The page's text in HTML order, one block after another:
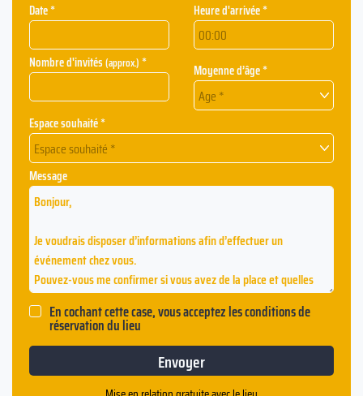
Date * Heure d'arrivée *
Nombre d'invités(approx.)* Moyenne d’âge *
Age *
Espace souhaité *
Espace souhaité *
Message
En cochant cette case, vous acceptez les conditions de
réservation du lieu